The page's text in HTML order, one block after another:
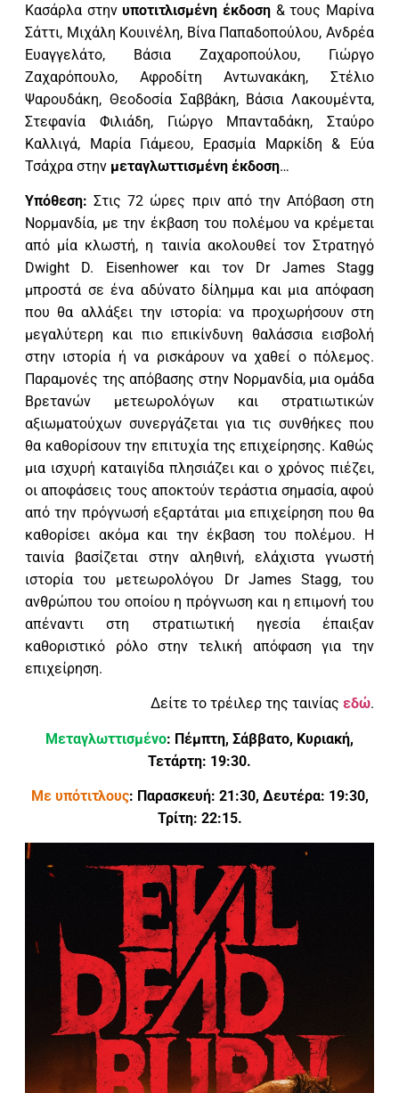
Κασάρλα στηνυποτιτλισμένη έκδοση & τους Μαρίνα
Σάττι, Μιχάλη Κουινέλη, Βίνα Παπαδοπούλου, Ανδρέα
Ευαγγελάτο, Βάσια Ζαχαροπούλου, Γιώργο
Ζαχαρόπουλο, Αφροδίτη Αντωνακάκη, Στέλιο
Ψαρουδάκη, Θεοδοσία Σαββάκη, Βάσια Λακουμέντα,
Στεφανία Φιλιάδη, Γιώργο Μπανταδάκη, Σταύρο
Καλλιγά, Μαρία Γιάμεου, Ερασμία Μαρκίδη & Εύα
Τσάχρα στην μεταγλωττισμένη έκδοση…
Υπόθεση: Στις 72 ώρες πριν από την Απόβαση στη
Νορμανδία, με την έκβαση του πολέμου να κρέμεται
από μία κλωστή, η ταινία ακολουθεί τον Στρατηγό
Dwight D. Eisenhower και τον Dr James Stagg
μπροστά σε ένα αδύνατο δίλημμα και μια απόφαση
που θα αλλάξει την ιστορία: να προχωρήσουν στη
μεγαλύτερη και πιο επικίνδυνη θαλάσσια εισβολή
στην ιστορία ή να ρισκάρουν να χαθεί ο πόλεμος.
Παραμονές της απόβασης στην Νορμανδία, μια ομάδα
Βρετανών μετεωρολόγων και στρατιωτικών
αξιωματούχων συνεργάζεται για τις συνθήκες που
θα καθορίσουν την επιτυχία της επιχείρησης. Καθώς
μια ισχυρή καταιγίδα πλησιάζει και ο χρόνος πιέζει,
οι αποφάσεις τους αποκτούν τεράστια σημασία, αφού
από την πρόγνωσή εξαρτάται μια επιχείρηση που θα
καθορίσει ακόμα και την έκβαση του πολέμου. Η
ταινία βασίζεται στην αληθινή, ελάχιστα γνωστή
ιστορία του μετεωρολόγου Dr James Stagg, του
ανθρώπου του οποίου η πρόγνωση και η επιμονή του
απέναντι στη στρατιωτική ηγεσία έπαιξαν
καθοριστικό ρόλο στην τελική απόφαση για την
επιχείρηση.
Δείτε το τρέιλερ της ταινίας εδώ.
Μεταγλωττισμένο: Πέμπτη, Σάββατο, Κυριακή,
Τετάρτη: 19:30.
Με υπότιτλους: Παρασκευή: 21:30, Δευτέρα: 19:30,
Τρίτη: 22:15.